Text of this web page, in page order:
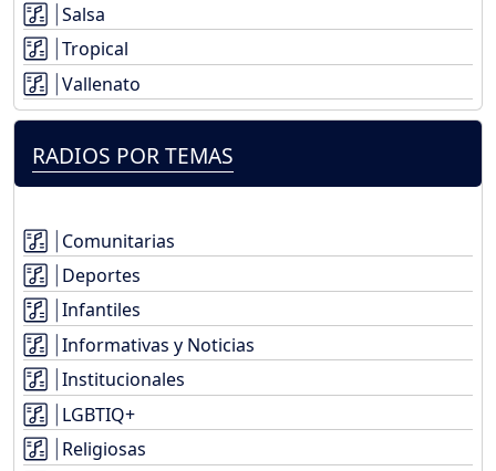
Salsa
Tropical
Vallenato
RADIOS POR TEMAS
Comunitarias
Deportes
Infantiles
Informativas y Noticias
Institucionales
LGBTIQ+
Religiosas